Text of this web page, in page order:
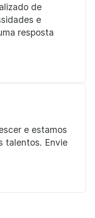
de
e
resposta
e estamos
talentos. Envie